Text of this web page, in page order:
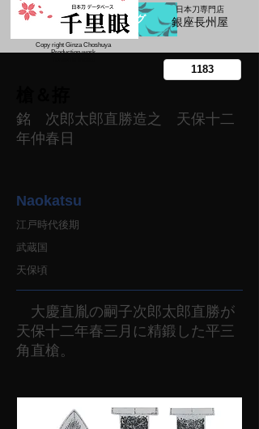
ブログ
日本刀専門店
​銀座長州屋
Copy right Ginza Choshuya
Production work
銘 次郎太郎直勝造之 天保十二
年仲春日
Naokatsu
江戸時代後期
武蔵国
天保頃
大慶直胤の嗣子次郎太郎直勝が
天保十二年春三月に精鍛した平三
角直槍。